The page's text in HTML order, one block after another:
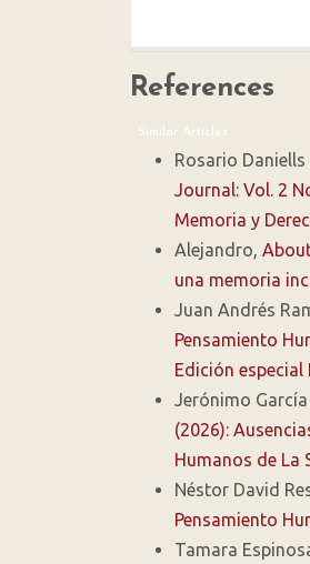
References
Similar Articles
Rosario Daniells
Journal: Vol. 2
Memoria y
Alejandro,
una memoria
Juan Andrés
Pensamiento
Edición especial
Jerónimo García
(2026):
Humanos de La
Néstor David
Pensamiento
Tamara